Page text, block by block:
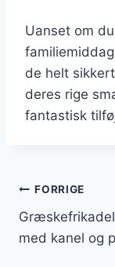
Uanset om
de helt
deres rige
fantastisk
FORRIGE
med kanel og